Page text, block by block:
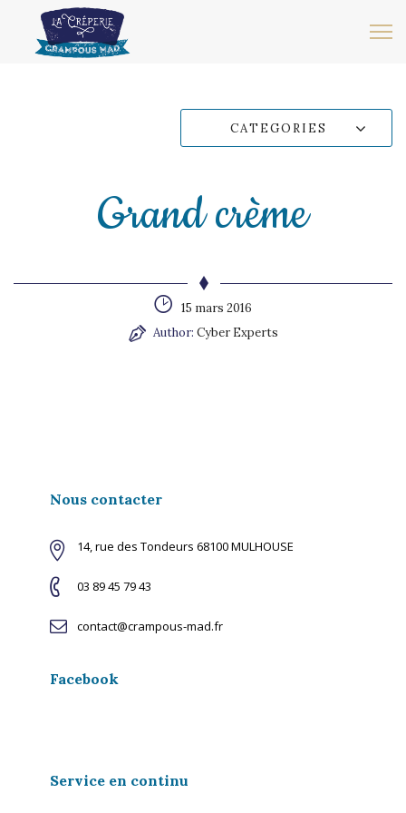
CATEGORIES
Grand crème
15 mars 2016
Author: Cyber Experts
Nous contacter
14, rue des Tondeurs 68100 MULHOUSE
03 89 45 79 43
contact@crampous-mad.fr
Facebook
Service en continu